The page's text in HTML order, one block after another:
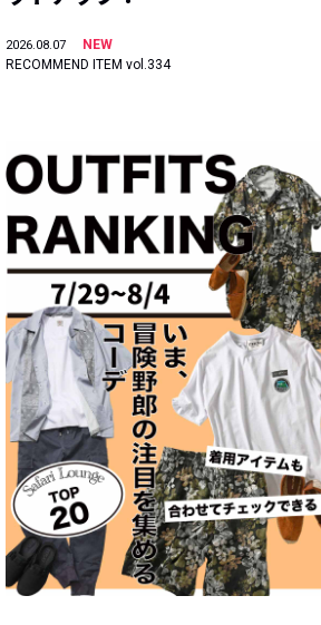
2026.08.07
NEW
RECOMMEND ITEM vol.334